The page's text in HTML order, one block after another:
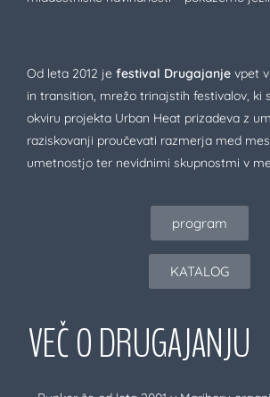
Od leta 2012 je festival Drugajanje vpet
in transition, mrežo trinajstih festivalov, ki
okviru projekta Urban Heat prizadeva z
raziskovanji proučevati razmerja med
umetnostjo ter nevidnimi skupnostmi v
program
KATALOG
VEČ O DRUGAJANJU